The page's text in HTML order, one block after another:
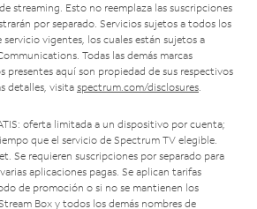
streaming. Esto no reemplaza las suscripciones
por separado. Servicios sujetos a todos los
vigentes, los cuales están sujetos a
Todas las demás marcas
presentes aquí son propiedad de sus respectivos
detalles, visita spectrum.com/disclosures.
oferta limitada a un dispositivo por cuenta;
que el servicio de Spectrum TV elegible.
Se requieren suscripciones por separado para
aplicaciones pagas. Se aplican tarifas
de promoción o si no se mantienen los
Box y todos los demás nombres de